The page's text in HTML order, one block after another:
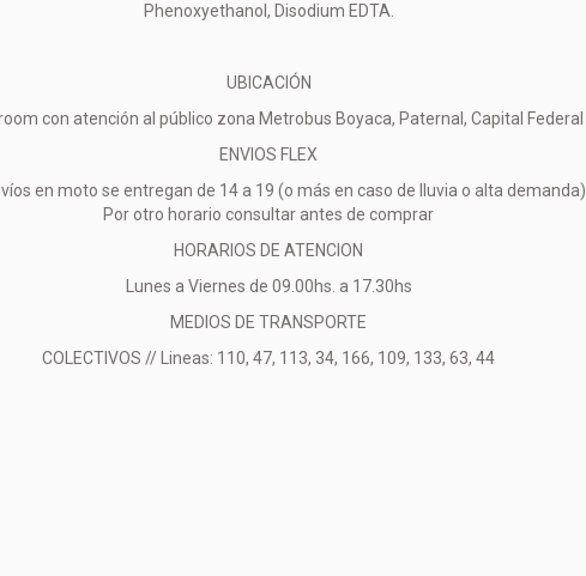
Phenoxyethanol, Disodium EDTA.
UBICACIÓN
con atención al público zona Metrobus Boyaca, Paternal, Capital Federal
ENVIOS FLEX
en moto se entregan de 14 a 19 (o más en caso de lluvia o alta demanda)
Por otro horario consultar antes de comprar
HORARIOS DE ATENCION
Lunes a Viernes de 09.00hs. a 17.30hs
MEDIOS DE TRANSPORTE
COLECTIVOS // Lineas: 110, 47, 113, 34, 166, 109, 133, 63, 44